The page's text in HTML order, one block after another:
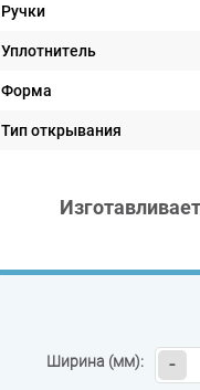
Ручки
Уплотнитель
Форма
Тип открывания
Ширина (мм): -